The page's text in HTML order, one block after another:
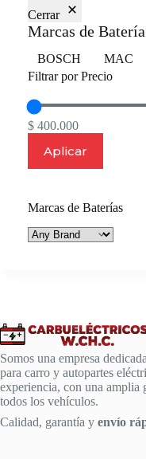
Cerrar
Marcas de Batería
Marca
BOSCH MAC
Filtrar por Precio
$ 400.000
Aplicar
Marcas de Baterías
Somos una empresa
para carro y autopartes
experiencia, con una amplia
todos los vehículos.
Calidad, garantía y envío